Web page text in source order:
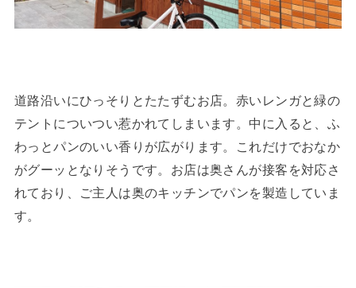
道路沿いにひっそりとたたずむお店。赤いレンガと緑の
テントについつい惹かれてしまいます。中に入ると、ふ
わっとパンのいい香りが広がります。これだけでおなか
がグーッとなりそうです。お店は奥さんが接客を対応さ
れており、ご主人は奥のキッチンでパンを製造していま
す。